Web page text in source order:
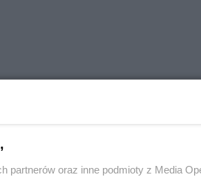
partnerów oraz inne podmioty z Media